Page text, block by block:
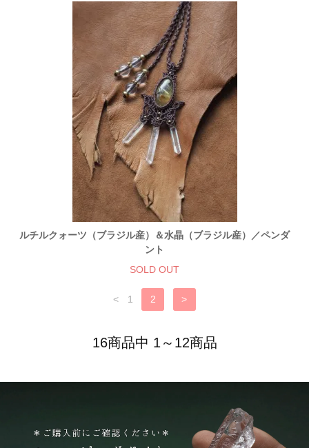
ルチルクォーツ（ブラジル産）＆水晶（ブラジル産）／ペンダ
ント
SOLD OUT
< 1 2 >
16商品中 1～12商品